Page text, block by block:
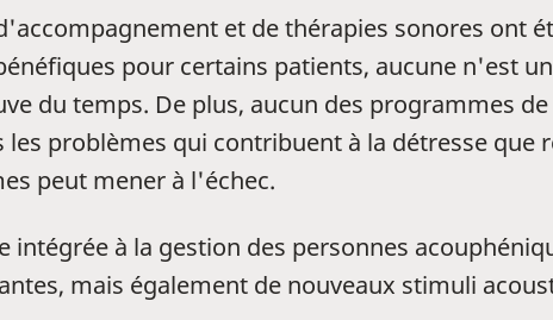
et de thérapies sonores ont
pour certains patients, aucune n'est
du temps. De plus, aucun des programmes
problèmes qui contribuent à la détresse que
peut mener à l'échec.
à la gestion des personnes
mais également de nouveaux stimuli